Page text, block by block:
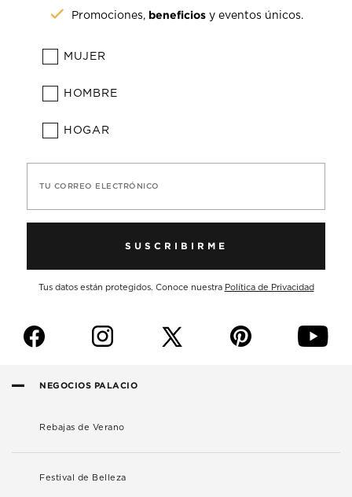
Promociones, beneficios y eventos únicos.
MUJER
HOMBRE
HOGAR
TU CORREO ELECTRÓNICO
SUSCRIBIRME
Tus datos están protegidos. Conoce nuestra Política de Privacidad
f i p y
NEGOCIOS PALACIO
Rebajas de Verano
Festival de Belleza